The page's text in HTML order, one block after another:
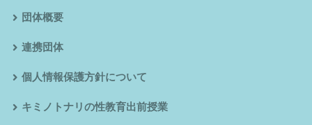
団体概要
連携団体
個人情報保護方針について
キミノトナリの性教育出前授業